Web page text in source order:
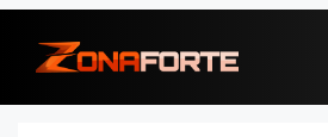
para
conteúdo